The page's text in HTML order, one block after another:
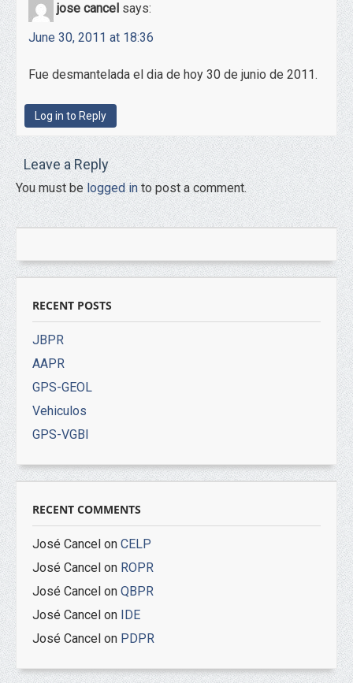
jose cancel says:
June 30, 2011 at 18:36
Fue desmantelada el dia de hoy 30 de junio de 2011.
Log in to Reply
Leave a Reply
You must belogged into post a comment.
RECENT POSTS
JBPR
AAPR
GPS-GEOL
Vehiculos
GPS-VGBI
RECENT COMMENTS
José Cancel on CELP
José Cancel on ROPR
José Cancel on QBPR
José Cancel on IDE
José Cancel on PDPR